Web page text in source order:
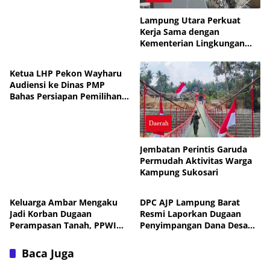
Lampung Utara Perkuat
Kerja Sama dengan
Kementerian Lingkungan
Pengelolaan Sampah
Ketua LHP Pekon Wayharu
Audiensi ke Dinas PMP
Bahas Persiapan Pemilihan
Daerah
Jembatan Perintis Garuda
Permudah Aktivitas Warga
Kampung Sukosari
Keluarga Ambar Mengaku
Jadi Korban Dugaan
Perampasan Tanah, PPWI
Daerah
DPC AJP Lampung Barat
Resmi Laporkan Dugaan
Penyimpangan Dana Desa
Baca Juga